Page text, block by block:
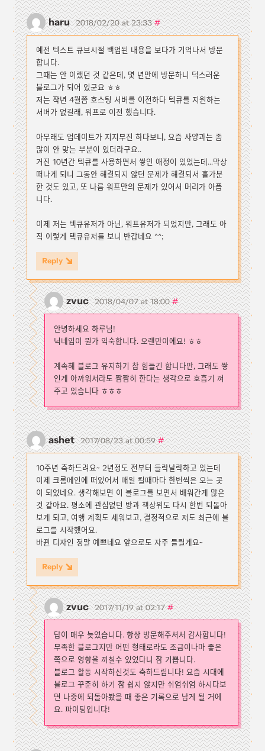
haru 2018/02/20 at 23:33#
예전 텍스트 큐브시절 백업된 내용을 보다가 기억나서 방문
합니다.
그때는 안 이랬던 것 같은데, 몇 년만에 방문하니 덕스러운
블로그가 되어 있군요 ㅎㅎ
저는 작년 4월쯤 호스팅 서버를 이전하다 텍큐를 지원하는
서버가 없길래, 워프로 이전 했습니다.
아무래도 업데이트가 지지부진 하다보니, 요즘 사양과는 좀
많이 안 맞는 부분이 있더라구요..
거진 10년간 텍큐를 사용하면서 쌓인 애정이 있었는데...막상
떠나게 되니 그동안 해결되지 않던 문제가 해결되서 홀가분
한 것도 있고, 또 나름 워프만의 문제가 있어서 머리가 아픕
니다.
이제 저는 텍큐유저가 아닌, 워프유저가 되었지만, 그래도 아
직 이렇게 텍큐유저를 보니 반갑네요 ^^;
Reply
zvuc 2018/04/07 at 18:00#
안녕하세요 하루님!
닉네임이 뭔가 익숙합니다. 오랜만이에요! ㅎㅎ
계속해 블로그 유지하기 참 힘들긴 합니다만, 그래도 쌓
인게 아까워서라도 짬짬히 한다는 생각으로 호흡기 껴
주고 있습니다 ㅎㅎㅎ
ashet 2017/08/23 at 00:59#
10주년 축하드려요~ 2년정도 전부터 들락날락하고 있는데
이제 크롬메인에 떠있어서 매일 킬때마다 한번씩은 오는 곳
이 되었네요. 생각해보면 이 블로그를 보면서 배워간게 많은
것 같아요. 평소에 관심없던 방과 책상위도 다시 한번 되돌아
보게 되고, 여행 계획도 세워보고, 결정적으로 저도 최근에 블
로그를 시작했어요.
바뀐 디자인 정말 예쁘네요 앞으로도 자주 들릴게요~
Reply
zvuc 2017/11/19 at 02:17#
답이 매우 늦었습니다. 항상 방문해주셔서 감사합니다!
부족한 블로그지만 어떤 형태로라도 조금이나마 좋은
쪽으로 영향을 끼칠수 있었다니 참 기쁩니다.
블로그 활동 시작하신것도 축하드립니다! 요즘 시대에
블로그 꾸준히 하기 참 쉽지 않지만 쉬엄쉬엄 하시다보
면 나중에 되돌아봤을 때 좋은 기록으로 남게 될 거에
요. 파이팅입니다!